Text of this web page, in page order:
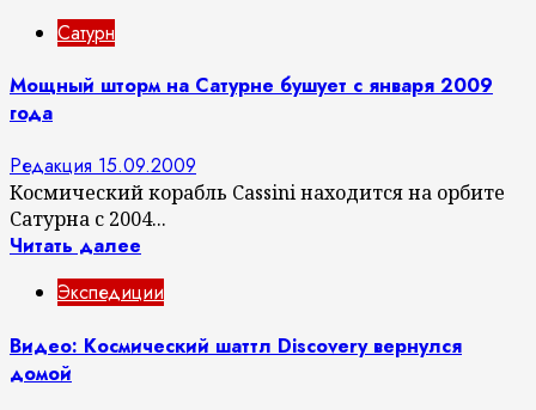
Сатурн
Мощный шторм на Сатурне бушует с января 2009
года
Редакция 15.09.2009
Космический корабль Cassini находится на орбите
Сатурна с 2004...
Читать далее
Экспедиции
Видео: Космический шаттл Discovery вернулся
домой